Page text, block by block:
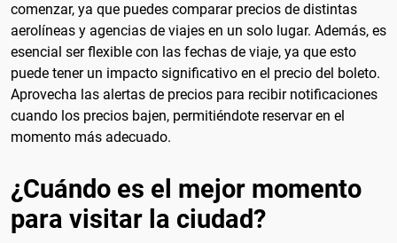
comenzar, ya que puedes comparar precios de distintas
aerolíneas y agencias de viajes en un solo lugar. Además, es
esencial ser flexible con las fechas de viaje, ya que esto
puede tener un impacto significativo en el precio del boleto.
Aprovecha las alertas de precios para recibir notificaciones
cuando los precios bajen, permitiéndote reservar en el
momento más adecuado.
¿Cuándo es el mejor momento
para visitar la ciudad?